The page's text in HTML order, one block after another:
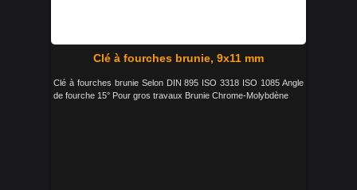
Clé à fourches brunie, 9x11 mm
Clé à fourches brunie Selon DIN 895 ISO 3318 ISO 1085 Angle
de fourche 15° Pour gros travaux Brunie Chrome-Molybdène